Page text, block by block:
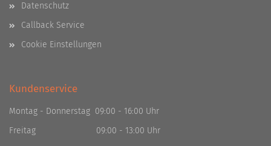
Datenschutz
Callback Service
Cookie Einstellungen
Kundenservice
Montag - Donnerstag 09:00 - 16:00 Uhr
Freitag 09:00 - 13:00 Uhr